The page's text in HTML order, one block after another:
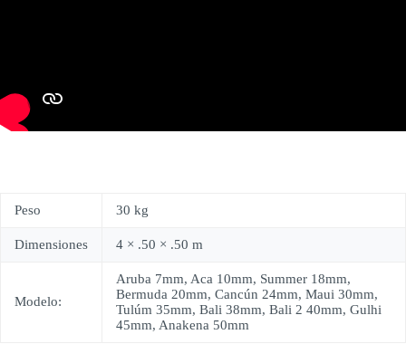
Peso 30 kg
Dimensiones 4 × .50 × .50 m
Modelo:
Aruba 7mm, Aca 10mm, Summer 18mm,
Bermuda 20mm, Cancún 24mm, Maui 30mm,
Tulúm 35mm, Bali 38mm, Bali 2 40mm, Gulhi
45mm, Anakena 50mm